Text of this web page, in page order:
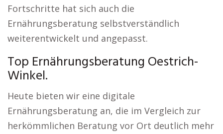
Fortschritte hat sich auch die
Ernährungsberatung selbstverständlich
weiterentwickelt und angepasst.
Top Ernährungsberatung Oestrich-
Winkel.
Heute bieten wir eine digitale
Ernährungsberatung an, die im Vergleich zur
herkömmlichen Beratung vor Ort deutlich mehr